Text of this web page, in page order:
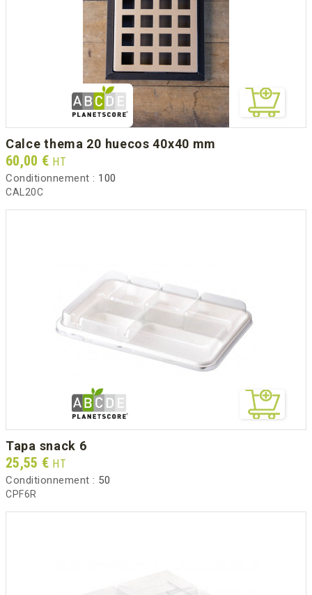
calce thema 20 huecos 40x40 mm
Prix
60,00 € HT
Conditionnement : 100
CAL20C
tapa snack 6
Prix
25,55 € HT
Conditionnement : 50
CPF6R